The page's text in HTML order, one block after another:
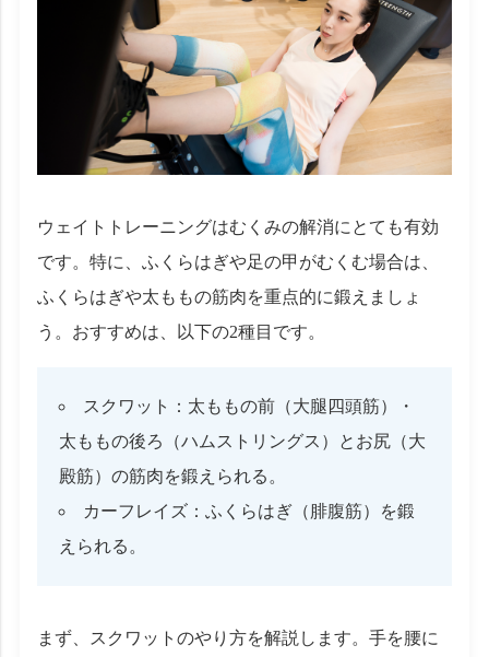
ウェイトトレーニングはむくみの解消にとても有効
です。特に、ふくらはぎや足の甲がむくむ場合は、
ふくらはぎや太ももの筋肉を重点的に鍛えましょ
う。おすすめは、以下の2種目です。
スクワット：太ももの前（大腿四頭筋）・
太ももの後ろ（ハムストリングス）とお尻（大
殿筋）の筋肉を鍛えられる。
カーフレイズ：ふくらはぎ（腓腹筋）を鍛
えられる。
まず、スクワットのやり方を解説します。手を腰に